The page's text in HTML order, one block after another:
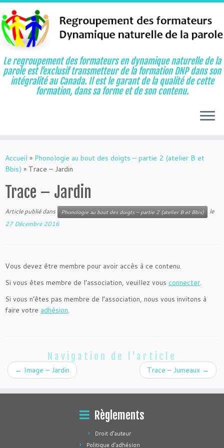
au
contenu
Le regroupement des formateurs en dynamique naturelle de la
parole est l’exclusif transmetteur de la formation DNP dans son
intégralité au Canada. Il est le garant de la qualité de cette
formation, dans sa forme et de son contenu.
Accueil » Phonologie au bout des doigts – partie 2 (atelier B et
Bbis) » Trace – Jardin
Trace – Jardin
Article publié dans Phonologie au bout des doigts – partie 2 (atelier B et Bbis)
le
27 Décembre 2016
Vous devez être membre pour avoir accès à ce contenu.
Si vous êtes membre de l’association, veuillez vous connecter.
Si vous n’êtes pas membre de l’association, nous vous invitons à
faire votre adhésion.
Navigation de l'article
← Image – Jardin Trace – Jumeaux →
Règlements
Droit d’auteur
Politique d’adhésion